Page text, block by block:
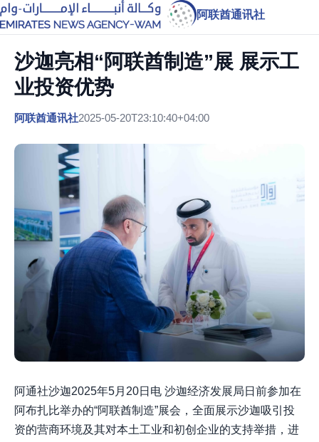
阿联酋通讯社
沙迦亮相“阿联酋制造”展 展示工
业投资优势
阿联酋通讯社2025-05-20T23:10:40+04:00
阿通社沙迦2025年5月20日电 沙迦经济发展局日前参加在
阿布扎比举办的“阿联酋制造”展会，全面展示沙迦吸引投
资的营商环境及其对本土工业和初创企业的支持举措，进